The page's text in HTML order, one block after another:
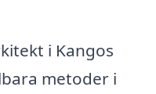
i Kangos
metoder i